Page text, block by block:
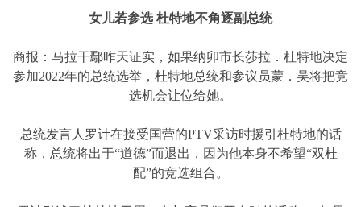
女儿若参选 杜特地不角逐副总统
商报：马拉干鄢昨天证实，如果纳卯市长莎拉．杜特地决定
参加2022年的总统选举，杜特地总统和参议员蒙．吴将把竞
选机会让位给她。
总统发言人罗计在接受国营的PTV采访时援引杜特地的话
称，总统将出于“道德”而退出，因为他本身不希望“双杜
配”的竞选组合。